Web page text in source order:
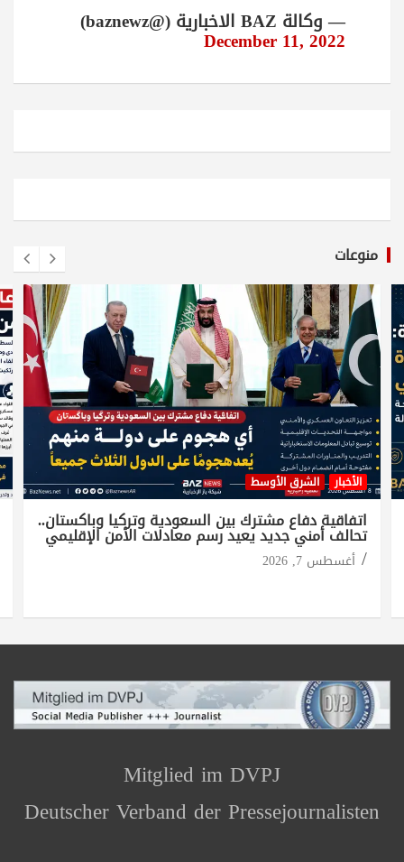
— وكالة BAZ الاخبارية (@baznewz)
December 11, 2022
منوعات
الأخبار الشرق الأوسط
اتفاقية دفاع مشترك بين السعودية وتركيا وباكستان..
تحالف أمني جديد يعيد رسم معادلات الأمن الإقليمي
أغسطس 7, 2026
Mitglied im DVPJ
Deutscher Verband der Pressejournalisten